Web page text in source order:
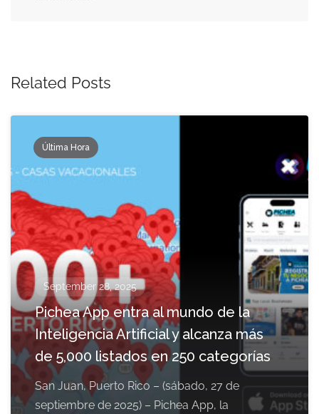
Related Posts
Última Hora
September 28, 2025
Pichea App entra al mundo de la
Inteligencia Artificial y alcanza más
de 5,000 listados en 250 categorías
San Juan, Puerto Rico – (sábado, 27 de
septiembre de 2025) – Pichea App, la